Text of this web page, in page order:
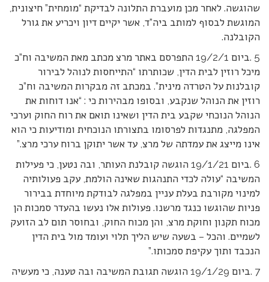
שהוגשה. לאחר מכן מועברת התלונה לבדיקת “מומחית” חיצונית,
המוגשת לבסוף למותב ביה”ד, אשר יקיים דיון ויכריע את גורל
הקובלנה.
5 .ביום 19/2/1 התפרסם באתר מרצ מכתב מאת המשיבה וח”כ
מיכל רוזין לבית הדין, שכותרתו “התייחסות לנוהל לבירור
קובלנות על הטרדה מינית”. במכתב זה מבקרות המשיבה וח”כ
רוזין את הנוהל שנקבע, ובסופו מבהירות כי : “אנו דוחות את
הנוהל הנוכחי שקבע בית הדין ושאינו תואם את רוח החוק וערכי
המפלגה, מתנגדות לפרסומו בתצורתו הנוכחית ומודיעות כי הוא
אינו מייצג את עמדתה של מרצ, עד אשר יתוקן ברוח ערכי מרצ.”
6 .ביום 19/1/21 הוגשה קובלנת העותר, ובה נטען, כי פעילות
המשיבה “עולה לכדי התנהגות שאינה הולמת, עקב פעולותיה
למינוי מקורבת בעלת עניין במפלגה לבודקת מיוחדת בבירור
פניות שהוגשו כנגד מרשנו. פעולות אלו נעשו בהעדר סמכות הן
מכוח תקנון וחוקת מרצ, והן מכוח החוק, ובחוסר תום לב הזועק
לשמיים. והכל – בשעה שיש הליך תלוי ועומד מול בית הדין
הנכבד ותוך עקיפת סמכותו.”
7 .ביום 19/1/29 הוגשה תגובת המשיבה ובה טענה, כי מעשיה